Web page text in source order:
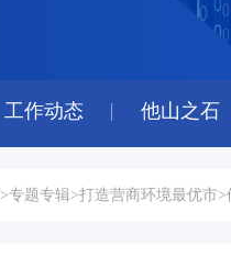
工作动态 他山之石
>专题专辑>打造营商环境最优市>